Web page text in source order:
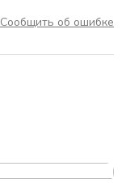
Сообщить об ошибке